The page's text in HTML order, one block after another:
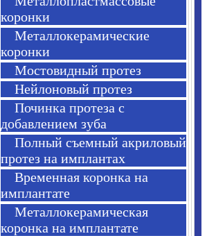
коронки
Металлокерамические
коронки
Мостовидный протез
Нейлоновый протез
Починка протеза с
добавлением зуба
Полный съемный акриловый
протез на имплантах
Временная коронка на
имплантате
Металлокерамическая
коронка на имплантате